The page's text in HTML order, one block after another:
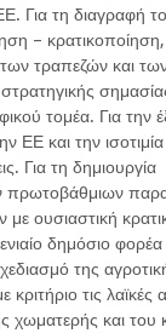
Για τη διαγραφή
–
τραπεζών και
τομέα. Για την
ΕΕ και την ισοτιμία
Για τη δημιουργία
πρωτοβάθμιων
με ουσιαστική
δημόσιο
της
τις λαϊκές
χωματερής και του